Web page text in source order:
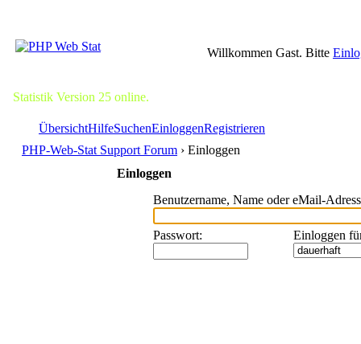
Willkommen Gast. Bitte
Statistik Version 25 online.
ÜbersichtHilfeSuchenEinloggenRegistrieren
PHP-Web-Stat Support Forum › Einloggen
Einloggen
Benutzername, Name oder eMail-
Passwort: Einloggen